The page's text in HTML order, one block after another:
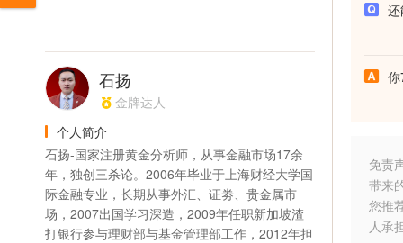
石扬
金牌达人
个人简介
石扬-国家注册黄金分析师，从事金融市场17余
年，独创三杀论。2006年毕业于上海财经大学国
际金融专业，长期从事外汇、证劵、贵金属市
场，2007出国学习深造，2009年任职新加坡渣
打银行参与理财部与基金管理部工作，2012年担
免责
带来
您推
人承